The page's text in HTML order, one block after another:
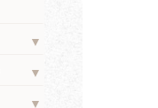
▼
▼
▼